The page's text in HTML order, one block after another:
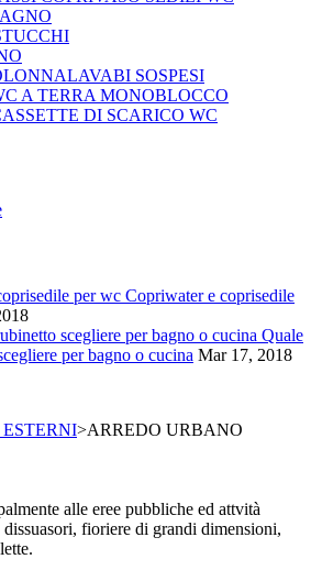
SOSPESI
A TERRA MONOBLOCCO
DI SCARICO WC
Copriwater e coprisedile
Quale
per bagno o cucina Mar 17, 2018
>ARREDO URBANO
alle eree pubbliche ed attvità
fioriere di grandi dimensioni,